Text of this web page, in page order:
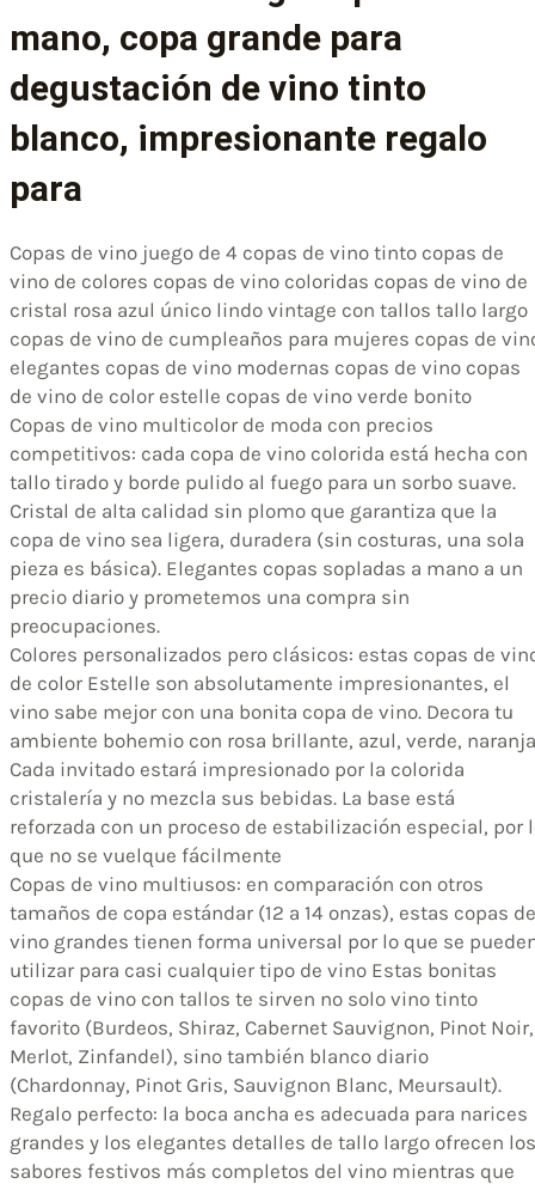
mano, copa grande para
degustación de vino tinto
blanco, impresionante regalo
para
Copas de vino juego de 4 copas de vino tinto copas de
vino de colores copas de vino coloridas copas de vino de
cristal rosa azul único lindo vintage con tallos tallo largo
copas de vino de cumpleaños para mujeres copas de
elegantes copas de vino modernas copas de vino copas
de vino de color estelle copas de vino verde bonito
Copas de vino multicolor de moda con precios
competitivos: cada copa de vino colorida está hecha con
tallo tirado y borde pulido al fuego para un sorbo suave.
Cristal de alta calidad sin plomo que garantiza que la
copa de vino sea ligera, duradera (sin costuras, una sola
pieza es básica). Elegantes copas sopladas a mano a un
precio diario y prometemos una compra sin
preocupaciones.
Colores personalizados pero clásicos: estas copas de
de color Estelle son absolutamente impresionantes, el
vino sabe mejor con una bonita copa de vino. Decora tu
ambiente bohemio con rosa brillante, azul, verde,
Cada invitado estará impresionado por la colorida
cristalería y no mezcla sus bebidas. La base está
reforzada con un proceso de estabilización especial, por
que no se vuelque fácilmente
Copas de vino multiusos: en comparación con otros
tamaños de copa estándar (12 a 14 onzas), estas copas de
vino grandes tienen forma universal por lo que se
utilizar para casi cualquier tipo de vino Estas bonitas
copas de vino con tallos te sirven no solo vino tinto
favorito (Burdeos, Shiraz, Cabernet Sauvignon, Pinot Noir,
Merlot, Zinfandel), sino también blanco diario
(Chardonnay, Pinot Gris, Sauvignon Blanc, Meursault).
Regalo perfecto: la boca ancha es adecuada para narices
grandes y los elegantes detalles de tallo largo ofrecen los
sabores festivos más completos del vino mientras que